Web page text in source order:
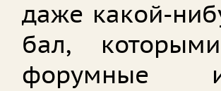
даже какой-
бал,
форумные